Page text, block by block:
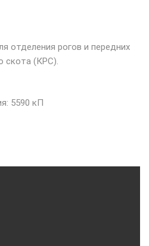
отделения рогов и передних
скота (КРС).
5590 кП